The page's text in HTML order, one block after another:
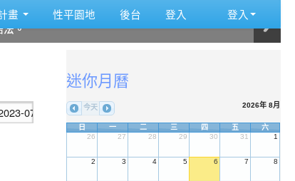
畫 性平園地 後台 登入
登入
法。
法。
法。
法。
法。
法。
公告 頂社國小112學年度代理教師甄選第2次招考錄取公告
迷你月曆
今天 2026年 8月
日 一 二 三 四 五
六
26
27 28 29 30 31 1
2 3 4 5 6 7 8